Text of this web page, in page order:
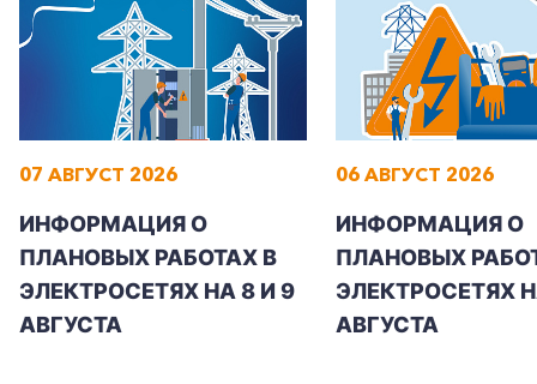
07 АВГУСТ 2026
ИНФОРМАЦИЯ О
ПЛАНОВЫХ РАБОТАХ В
ЭЛЕКТРОСЕТЯХ НА 8 И 9
АВГУСТА
06 АВГУСТ 2026
ИНФОРМАЦИЯ О
ПЛАНОВЫХ
ЭЛЕКТРОСЕТЯХ
АВГУСТА